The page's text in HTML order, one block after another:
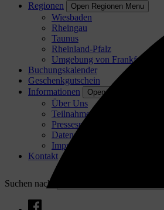
Regionen
Open Regionen Menu
Wiesbaden
Rheingau
Taunus
Rheinland-Pfalz
Umgebung von Frankfurt
Buchungskalender
Geschenkgutschein
Informationen
Open Informationen
Über Uns
Teilnahme & AGB
Pressespiegel
Datenschutzerklärung
Impressum
Kontakt
Suchen nach: